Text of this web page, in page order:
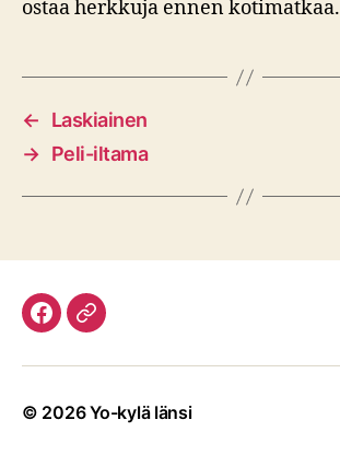
ostaa herkkuja ennen kotimatkaa.
←
Laskiainen
→ Peli-iltama
Facebook
Discord
© 2026Yo-kylä länsi